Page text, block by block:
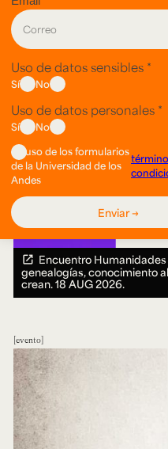
Encuentro
genealogías, conocimiento
crean.18 AUG 2026.
evento